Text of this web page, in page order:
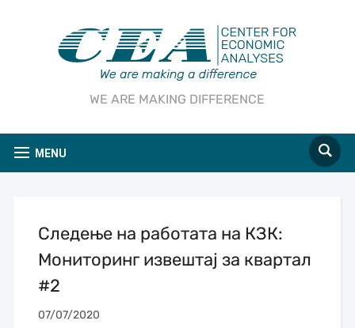
WE ARE MAKING DIFFERENCE
MENU
Следење на работата на КЗК:
Мониторинг извештај за квартал
#2
07/07/2020